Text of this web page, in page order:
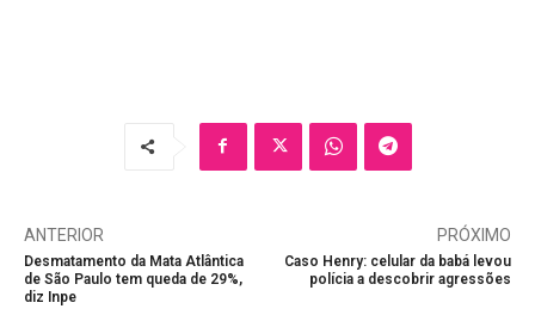
ANTERIOR
Desmatamento da Mata Atlântica
de São Paulo tem queda de 29%,
diz Inpe
PRÓXIMO
Caso Henry: celular da babá levou
polícia a descobrir agressões